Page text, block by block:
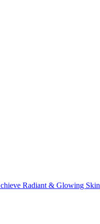
Radiant & Glowing Skin